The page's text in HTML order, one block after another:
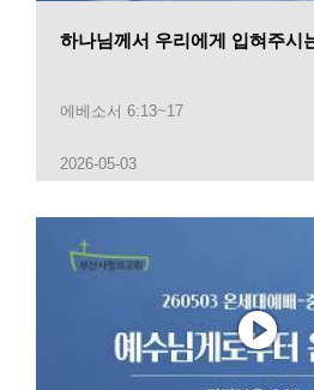
하나님께서 우리에게 입혀주시
에베소서 6:13~17
2026-05-03